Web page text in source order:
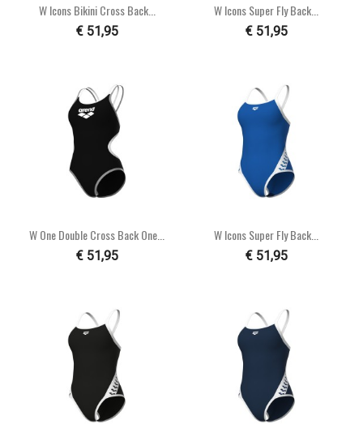
W Icons Bikini Cross Back...
€ 51,95
W Icons Super Fly Back...
€ 51,95
W One Double Cross Back One...
€ 51,95
W Icons Super Fly Back...
€ 51,95